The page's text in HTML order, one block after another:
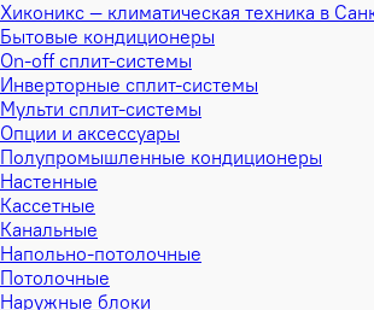
Хиконикс — климатическая техника в
Бытовые кондиционеры
On-off сплит-системы
Инверторные сплит-системы
Мульти сплит-системы
Опции и аксессуары
Полупромышленные кондиционеры
Настенные
Кассетные
Канальные
Напольно-потолочные
Потолочные
Наружные блоки